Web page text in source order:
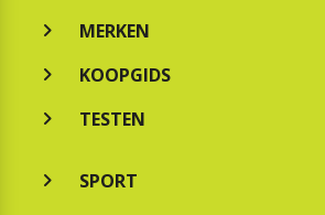
MERKEN
KOOPGIDS
TESTEN
SPORT